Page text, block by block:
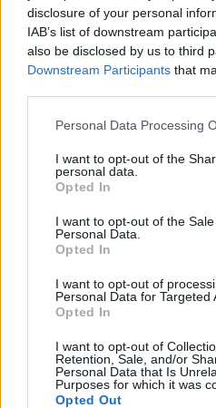
disclosure of your personal
IAB’s list of downstream
also be disclosed by us to third
Downstream Participants that
Personal Data Processing
I want to opt-out of the
personal data.
Opted In
I want to opt-out of the
Personal Data.
Opted In
I want to opt-out of
Personal Data for Targeted
Opted In
I want to opt-out of
Retention, Sale, and/or
Personal Data that Is
Purposes for which it was
Opted Out
συνέβαλε στην
επιχειρησιακής
διαλειτουργικότητας
διμερές και
τονίζεται σε σχετική
F-16 Πολεμική Αεροπορία
ΠΡΟΗΓΟΎΜΕΝΟ ΆΡΘΡΟ
Νέα μεταγραφική βόμβα
από τον Άρη: Φέρνει στη
Θεσσαλονίκη τον Νικολά
Ν’ Κουλού